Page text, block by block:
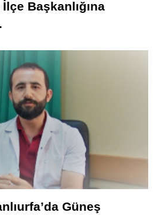
Başkanlığına
Güneş